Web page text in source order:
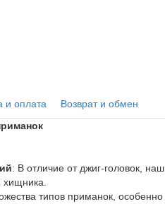
и оплата
Возврат и обмен
: В отличие от джиг-головок,
хищника.
типов приманок,